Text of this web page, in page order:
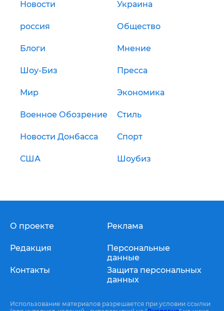
Новости Украина
россия Общество
Блоги Мнение
Шоу-Биз Пресса
Мир Экономика
Военное Обозрение Стиль
Новости Донбасса Спорт
США Шоубиз
О проекте
Редакция
Контакты
Реклама
Персональные
данные
Защита персональных
данных
Использование материалов разрешается при условии ссылки